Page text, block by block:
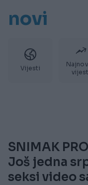
novi
Vijesti
SNIMAK
Još jedna
seksi video